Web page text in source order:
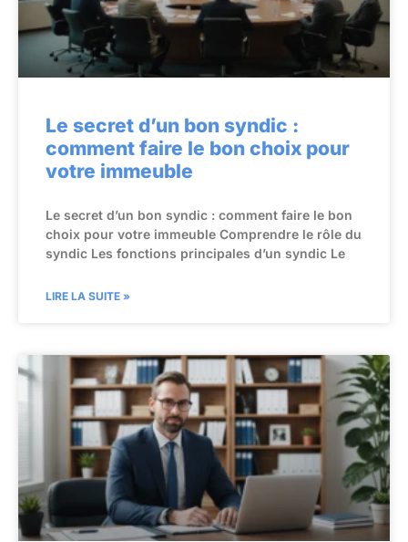
Le secret d’un bon syndic :
comment faire le bon choix pour
votre immeuble
Le secret d’un bon syndic : comment faire le bon
choix pour votre immeuble Comprendre le rôle du
syndic Les fonctions principales d’un syndic Le
LIRE LA SUITE »